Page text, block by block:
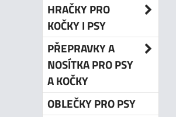
HRAČKY PRO
KOČKY I PSY
PŘEPRAVKY A
NOSÍTKA PRO PSY
A KOČKY
OBLEČKY PRO PSY